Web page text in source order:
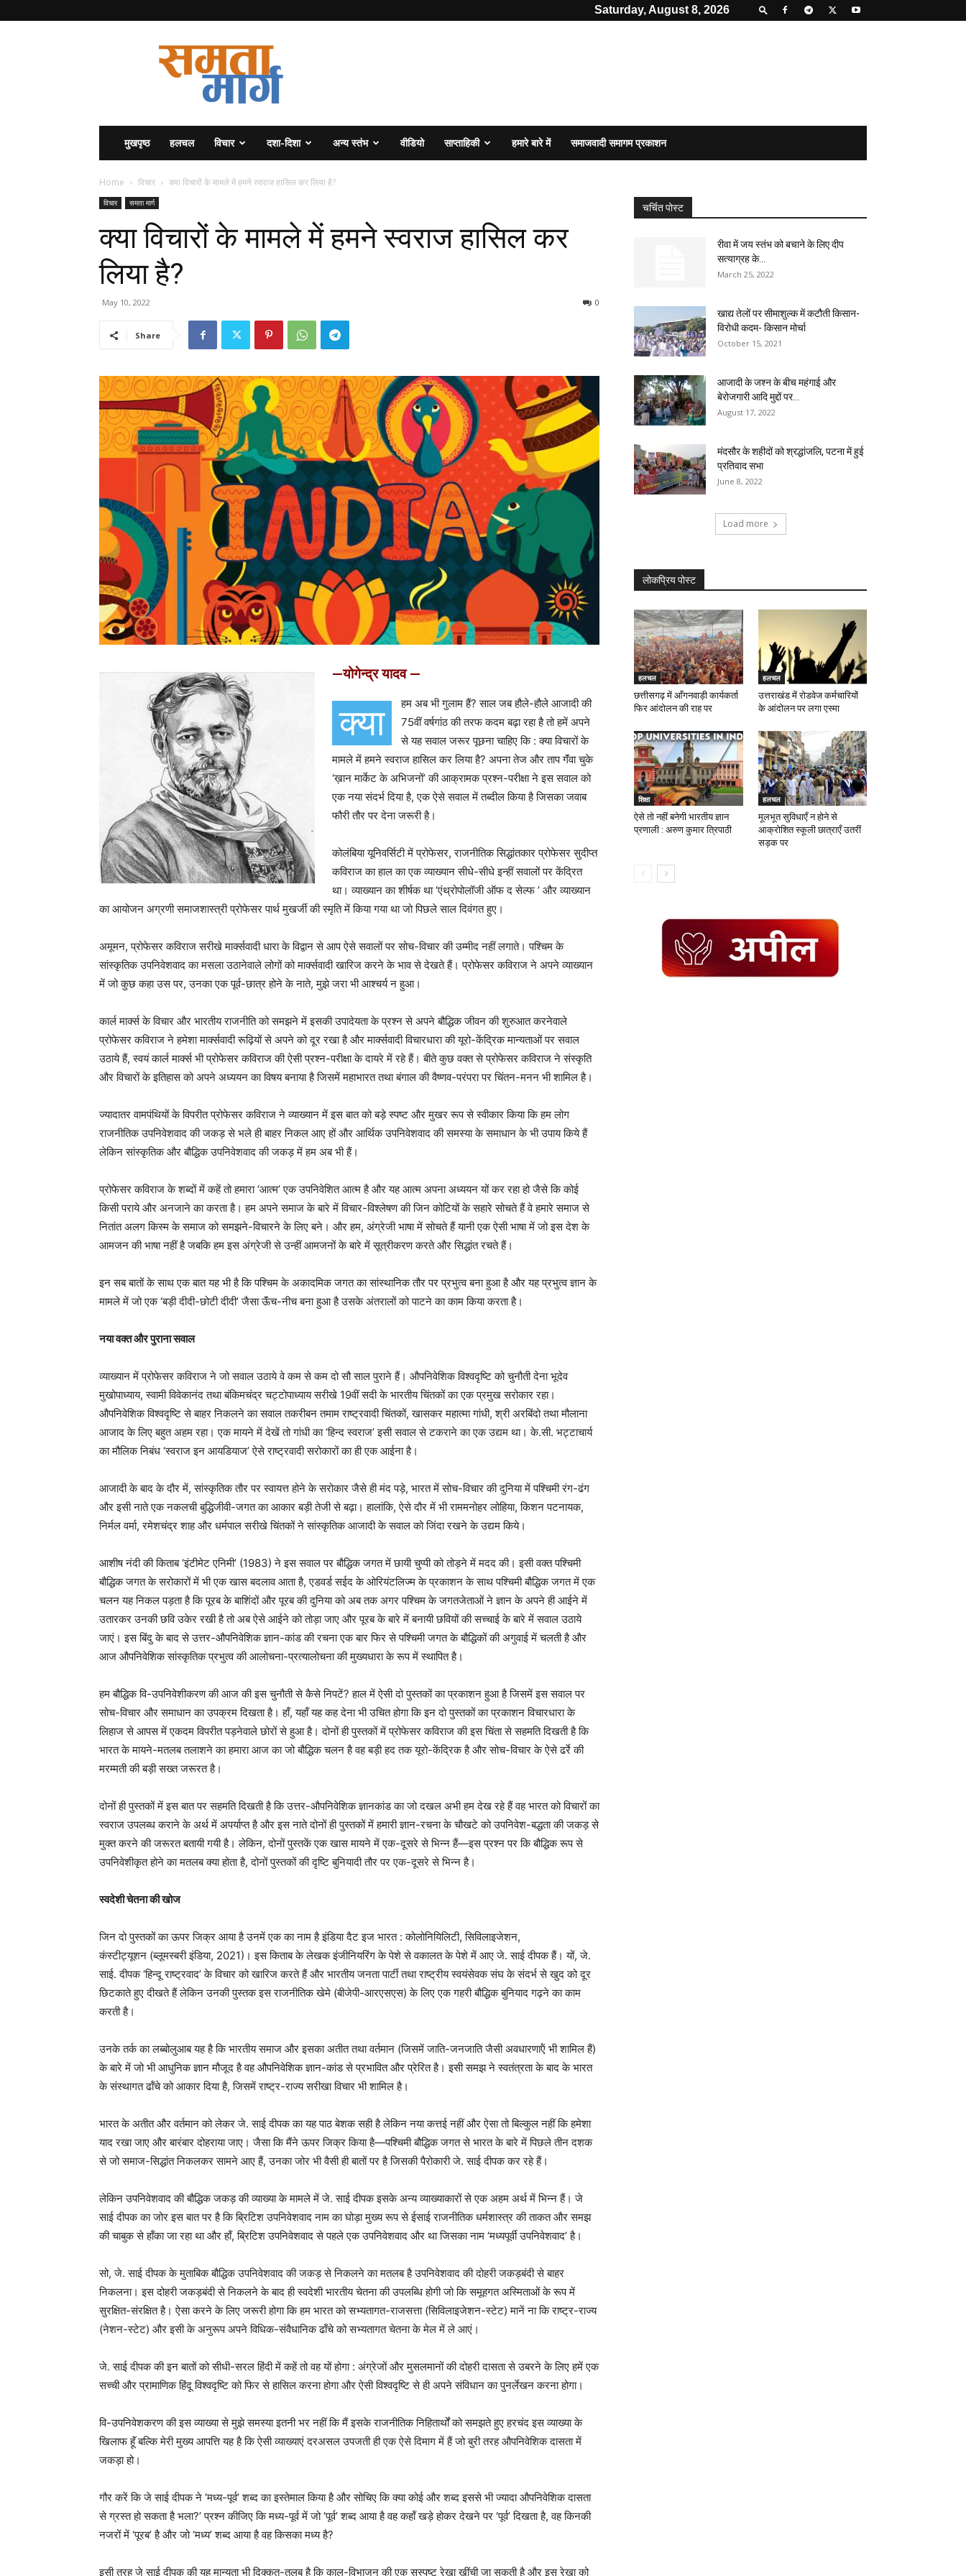
Saturday, August 8, 2026
मुखपृष्ठ हलचल विचार दशा-दिशा अन्य स्तंभ वीडियो साप्ताहिकी हमारे बारे में समाजवादी समागम प्रकाशन
Home विचार क्या विचारों के मामले में हमने स्वराज हासिल कर लिया है?
विचार समता मार्ग
क्या विचारों के मामले में हमने स्वराज हासिल कर
लिया है?
May 10, 2022 0
Share
—योगेन्द्र यादव —
क्या
हम अब भी गुलाम हैं? साल जब हौले-हौले आजादी की
75वीं वर्षगांठ की तरफ कदम बढ़ा रहा है तो हमें अपने
से यह सवाल जरूर पूछना चाहिए कि : क्या विचारों के
मामले में हमने स्वराज हासिल कर लिया है? अपना तेज और ताप गॅंवा चुके
‘ख़ान मार्केट के अभिजनों’ की आक्रामक प्रश्न-परीक्षा ने इस सवाल को
एक नया संदर्भ दिया है, एक ऐसे सवाल में तब्दील किया है जिसका जवाब
फौरी तौर पर देना जरूरी है।
कोलंबिया यूनिवर्सिटी में प्रोफेसर, राजनीतिक सिद्धांतकार प्रोफेसर सुदीप्त
कविराज का हाल का एक व्याख्यान सीधे-सीधे इन्हीं सवालों पर केंद्रित
था। व्याख्यान का शीर्षक था ‘एंथ्रोपोलॉजी ऑफ द सेल्फ ’ और व्याख्यान
का आयोजन अग्रणी समाजशास्त्री प्रोफेसर पार्थ मुखर्जी की स्मृति में किया गया था जो पिछले साल दिवंगत हुए।
अमूमन, प्रोफेसर कविराज सरीखे मार्क्सवादी धारा के विद्वान से आप ऐसे सवालों पर सोच-विचार की उम्मीद नहीं लगाते। पश्चिम के
सांस्कृतिक उपनिवेशवाद का मसला उठानेवाले लोगों को मार्क्सवादी खारिज करने के भाव से देखते हैं। प्रोफेसर कविराज ने अपने व्याख्यान
में जो कुछ कहा उस पर, उनका एक पूर्व-छात्र होने के नाते, मुझे जरा भी आश्चर्य न हुआ।
कार्ल मार्क्स के विचार और भारतीय राजनीति को समझने में इसकी उपादेयता के प्रश्न से अपने बौद्धिक जीवन की शुरुआत करनेवाले
प्रोफेसर कविराज ने हमेशा मार्क्सवादी रूढ़ियों से अपने को दूर रखा है और मार्क्सवादी विचारधारा की यूरो-केंद्रिक मान्यताओं पर सवाल
उठाये हैं, स्वयं कार्ल मार्क्स भी प्रोफेसर कविराज की ऐसी प्रश्न-परीक्षा के दायरे में रहे हैं। बीते कुछ वक्त से प्रोफेसर कविराज ने संस्कृति
और विचारों के इतिहास को अपने अध्ययन का विषय बनाया है जिसमें महाभारत तथा बंगाल की वैष्णव-परंपरा पर चिंतन-मनन भी शामिल है।
ज्यादातर वामपंथियों के विपरीत प्रोफेसर कविराज ने व्याख्यान में इस बात को बड़े स्पष्ट और मुखर रूप से स्वीकार किया कि हम लोग
राजनीतिक उपनिवेशवाद की जकड़ से भले ही बाहर निकल आए हों और आर्थिक उपनिवेशवाद की समस्या के समाधान के भी उपाय किये हैं
लेकिन सांस्कृतिक और बौद्धिक उपनिवेशवाद की जकड़ में हम अब भी हैं।
प्रोफेसर कविराज के शब्दों में कहें तो हमारा ‘आत्म’ एक उपनिवेशित आत्म है और यह आत्म अपना अध्ययन यों कर रहा हो जैसे कि कोई
किसी पराये और अनजाने का करता है। हम अपने समाज के बारे में विचार-विश्लेषण की जिन कोटियों के सहारे सोचते हैं वे हमारे समाज से
नितांत अलग किस्म के समाज को समझने-विचारने के लिए बने। और हम, अंग्रेजी भाषा में सोचते हैं यानी एक ऐसी भाषा में जो इस देश के
आमजन की भाषा नहीं है जबकि हम इस अंग्रेजी से उन्हीं आमजनों के बारे में सूत्रीकरण करते और सिद्धांत रचते हैं।
इन सब बातों के साथ एक बात यह भी है कि पश्चिम के अकादमिक जगत का सांस्थानिक तौर पर प्रभुत्व बना हुआ है और यह प्रभुत्व ज्ञान के
मामले में जो एक ‘बड़ी दीदी-छोटी दीदी’ जैसा ऊॅंच-नीच बना हुआ है उसके अंतरालों को पाटने का काम किया करता है।
नया वक्त और पुराना सवाल
व्याख्यान में प्रोफेसर कविराज ने जो सवाल उठाये वे कम से कम दो सौ साल पुराने हैं। औपनिवेशिक विश्वदृष्टि को चुनौती देना भूदेव
मुखोपाध्याय, स्वामी विवेकानंद तथा बंकिमचंद्र चट्टोपाध्याय सरीखे 19वीं सदी के भारतीय चिंतकों का एक प्रमुख सरोकार रहा।
औपनिवेशिक विश्वदृष्टि से बाहर निकलने का सवाल तकरीबन तमाम राष्ट्रवादी चिंतकों, खासकर महात्मा गांधी, श्री अरबिंदो तथा मौलाना
आजाद के लिए बहुत अहम रहा। एक मायने में देखें तो गांधी का ‘हिन्द स्वराज’ इसी सवाल से टकराने का एक उद्यम था। के.सी. भट्टाचार्य
का मौलिक निबंध ‘स्वराज इन आयडियाज’ ऐसे राष्ट्रवादी सरोकारों का ही एक आईना है।
आजादी के बाद के दौर में, सांस्कृतिक तौर पर स्वायत्त होने के सरोकार जैसे ही मंद पड़े, भारत में सोच-विचार की दुनिया में पश्चिमी रंग-ढंग
और इसी नाते एक नकलची बुद्धिजीवी-जगत का आकार बड़ी तेजी से बढ़ा। हालांकि, ऐसे दौर में भी राममनोहर लोहिया, किशन पटनायक,
निर्मल वर्मा, रमेशचंद्र शाह और धर्मपाल सरीखे चिंतकों ने सांस्कृतिक आजादी के सवाल को जिंदा रखने के उद्यम किये।
आशीष नंदी की किताब ‘इंटीमेट एनिमी’ (1983) ने इस सवाल पर बौद्धिक जगत में छायी चुप्पी को तोड़ने में मदद की। इसी वक्त पश्चिमी
बौद्धिक जगत के सरोकारों में भी एक खास बदलाव आता है, एडवर्ड सईद के ओरियंटलिज्म के प्रकाशन के साथ पश्चिमी बौद्धिक जगत में एक
चलन यह निकल पड़ता है कि पूरब के बाशिंदों और पूरब की दुनिया को अब तक अगर पश्चिम के जगतजेताओं ने ज्ञान के अपने ही आईने में
उतारकर उनकी छवि उकेर रखी है तो अब ऐसे आईने को तोड़ा जाए और पूरब के बारे में बनायी छवियों की सच्चाई के बारे में सवाल उठाये
जाएं। इस बिंदु के बाद से उत्तर-औपनिवेशिक ज्ञान-कांड की रचना एक बार फिर से पश्चिमी जगत के बौद्धिकों की अगुवाई में चलती है और
आज औपनिवेशिक सांस्कृतिक प्रभुत्व की आलोचना-प्रत्यालोचना की मुख्यधारा के रूप में स्थापित है।
हम बौद्धिक वि-उपनिवेशीकरण की आज की इस चुनौती से कैसे निपटें? हाल में ऐसी दो पुस्तकों का प्रकाशन हुआ है जिसमें इस सवाल पर
सोच-विचार और समाधान का उपक्रम दिखता है। हॉं, यहॉं यह कह देना भी उचित होगा कि इन दो पुस्तकों का प्रकाशन विचारधारा के
लिहाज से आपस में एकदम विपरीत पड़नेवाले छोरों से हुआ है। दोनों ही पुस्तकों में प्रोफेसर कविराज की इस चिंता से सहमति दिखती है कि
भारत के मायने-मतलब तलाशने का हमारा आज का जो बौद्धिक चलन है वह बड़ी हद तक यूरो-केंद्रिक है और सोच-विचार के ऐसे ढर्रे की
मरम्मती की बड़ी सख्त जरूरत है।
दोनों ही पुस्तकों में इस बात पर सहमति दिखती है कि उत्तर-औपनिवेशिक ज्ञानकांड का जो दखल अभी हम देख रहे हैं वह भारत को विचारों का
स्वराज उपलब्ध कराने के अर्थ में अपर्याप्त है और इस नाते दोनों ही पुस्तकों में हमारी ज्ञान-रचना के चौखटे को उपनिवेश-बद्धता की जकड़ से
मुक्त करने की जरूरत बतायी गयी है। लेकिन, दोनों पुस्तकें एक खास मायने में एक-दूसरे से भिन्न हैं—इस प्रश्न पर कि बौद्धिक रूप से
उपनिवेशीकृत होने का मतलब क्या होता है, दोनों पुस्तकों की दृष्टि बुनियादी तौर पर एक-दूसरे से भिन्न है।
स्वदेशी चेतना की खोज
जिन दो पुस्तकों का ऊपर जिक्र आया है उनमें एक का नाम है इंडिया दैट इज भारत : कोलोनियिलिटी, सिविलाइजेशन,
कंस्टीट्यूशन (ब्लूमस्बरी इंडिया, 2021)। इस किताब के लेखक इंजीनियरिंग के पेशे से वकालत के पेशे में आए जे. साई दीपक हैं। यों, जे.
साई. दीपक ‘हिन्दू राष्ट्रवाद’ के विचार को खारिज करते हैं और भारतीय जनता पार्टी तथा राष्ट्रीय स्वयंसेवक संघ के संदर्भ से खुद को दूर
छिटकाते हुए दीखते हैं लेकिन उनकी पुस्तक इस राजनीतिक खेमे (बीजेपी-आरएसएस) के लिए एक गहरी बौद्धिक बुनियाद गढ़ने का काम
करती है।
उनके तर्क का लब्बोलुआब यह है कि भारतीय समाज और इसका अतीत तथा वर्तमान (जिसमें जाति-जनजाति जैसी अवधारणाऍं भी शामिल हैं)
के बारे में जो भी आधुनिक ज्ञान मौजूद है वह औपनिवेशिक ज्ञान-कांड से प्रभावित और प्रेरित है। इसी समझ ने स्वतंत्रता के बाद के भारत
के संस्थागत ढॉंचे को आकार दिया है, जिसमें राष्ट्र-राज्य सरीखा विचार भी शामिल है।
भारत के अतीत और वर्तमान को लेकर जे. साई दीपक का यह पाठ बेशक सही है लेकिन नया कत्तई नहीं और ऐसा तो बिल्कुल नहीं कि हमेशा
याद रखा जाए और बारंबार दोहराया जाए। जैसा कि मैंने ऊपर जिक्र किया है—पश्चिमी बौद्धिक जगत से भारत के बारे में पिछले तीन दशक
से जो समाज-सिद्धांत निकलकर सामने आए हैं, उनका जोर भी वैसी ही बातों पर है जिसकी पैरोकारी जे. साई दीपक कर रहे हैं।
लेकिन उपनिवेशवाद की बौद्धिक जकड़ की व्याख्या के मामले में जे. साई दीपक इसके अन्य व्याख्याकारों से एक अहम अर्थ में भिन्न हैं। जे
साई दीपक का जोर इस बात पर है कि ब्रिटिश उपनिवेशवाद नाम का घोड़ा मुख्य रूप से ईसाई राजनीतिक धर्मशास्त्र की ताकत और समझ
की चाबुक से हॉंका जा रहा था और हॉं, ब्रिटिश उपनिवेशवाद से पहले एक उपनिवेशवाद और था जिसका नाम ‘मध्यपूर्वी उपनिवेशवाद’ है।
सो, जे. साई दीपक के मुताबिक बौद्धिक उपनिवेशवाद की जकड़ से निकलने का मतलब है उपनिवेशवाद की दोहरी जकड़बंदी से बाहर
निकलना। इस दोहरी जकड़बंदी से निकलने के बाद ही स्वदेशी भारतीय चेतना की उपलब्धि होगी जो कि समूहगत अस्मिताओं के रूप में
सुरक्षित-संरक्षित है। ऐसा करने के लिए जरूरी होगा कि हम भारत को सभ्यतागत-राजसत्ता (सिविलाइजेशन-स्टेट) मानें ना कि राष्ट्र-राज्य
(नेशन-स्टेट) और इसी के अनुरूप अपने विधिक-संवैधानिक ढॉंचे को सभ्यतागत चेतना के मेल में ले आएं।
जे. साई दीपक की इन बातों को सीधी-सरल हिंदी में कहें तो वह यों होगा : अंग्रेजों और मुसलमानों की दोहरी दासता से उबरने के लिए हमें एक
सच्ची और प्रामाणिक हिंदू विश्वदृष्टि को फिर से हासिल करना होगा और ऐसी विश्वदृष्टि से ही अपने संविधान का पुनर्लेखन करना होगा।
वि-उपनिवेशकरण की इस व्याख्या से मुझे समस्या इतनी भर नहीं कि मैं इसके राजनीतिक निहितार्थों को समझते हुए हरचंद इस व्याख्या के
खिलाफ हूॅं बल्कि मेरी मुख्य आपत्ति यह है कि ऐसी व्याख्याएं दरअसल उपजती ही एक ऐसे दिमाग में हैं जो बुरी तरह औपनिवेशिक दासता में
जकड़ा हो।
गौर करें कि जे साई दीपक ने ‘मध्य-पूर्व’ शब्द का इस्तेमाल किया है और सोचिए कि क्या कोई और शब्द इससे भी ज्यादा औपनिवेशिक दासता
से ग्रस्त हो सकता है भला?’ प्रश्न कीजिए कि मध्य-पूर्व में जो ‘पूर्व’ शब्द आया है वह कहॉं खड़े होकर देखने पर ‘पूर्व’ दिखता है, वह किनकी
नजरों में ‘पूरब’ है और जो ‘मध्य’ शब्द आया है वह किसका मध्य है?
इसी तरह जे साई दीपक की यह मान्यता भी दिक्कत-तलब है कि काल-विभाजन की एक सुस्पष्ट रेखा खींची जा सकती है और इस रेखा को
चर्चित पोस्ट
रीवा में जय स्तंभ को बचाने के लिए दीप
सत्याग्रह के...
March 25, 2022
खाद्य तेलों पर सीमाशुल्क में कटौती किसान-
विरोधी कदम- किसान मोर्चा
October 15, 2021
आजादी के जश्न के बीच महंगाई और
बेरोजगारी आदि मुद्दों पर...
August 17, 2022
मंदसौर के शहीदों को श्रद्धांजलि, पटना में हुई
प्रतिवाद सभा
June 8, 2022
Load more
लोकप्रिय पोस्ट
हलचल
छत्तीसगढ़ में आँगनवाड़ी कार्यकर्ता
फिर आंदोलन की राह पर
हलचल
उत्तराखंड में रोडवेज कर्मचारियों
के आंदोलन पर लगा एस्मा
शिक्षा
ऐसे तो नहीं बनेगी भारतीय ज्ञान
प्रणाली : अरुण कुमार त्रिपाठी
हलचल
मूलभूत सुविधाएँ न होने से
आक्रोशित स्कूली छात्राएँ उतरीं
सड़क पर